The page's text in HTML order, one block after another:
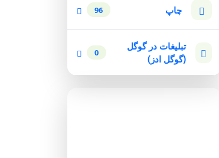
چاپ 96
تبلیغات در گوگل
(گوگل ادز)
0